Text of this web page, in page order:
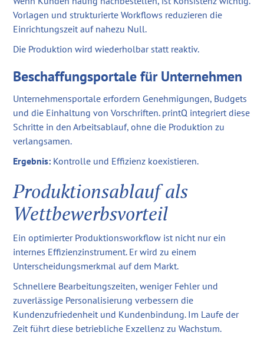
Vorlagen und strukturierte Workflows reduzieren die
Einrichtungszeit auf nahezu Null.
Die Produktion wird wiederholbar statt reaktiv.
Beschaffungsportale für Unternehmen
Unternehmensportale erfordern Genehmigungen, Budgets
und die Einhaltung von Vorschriften. printQ integriert diese
Schritte in den Arbeitsablauf, ohne die Produktion zu
verlangsamen.
Ergebnis: Kontrolle und Effizienz koexistieren.
Produktionsablauf als
Wettbewerbsvorteil
Ein optimierter Produktionsworkflow ist nicht nur ein
internes Effizienzinstrument. Er wird zu einem
Unterscheidungsmerkmal auf dem Markt.
Schnellere Bearbeitungszeiten, weniger Fehler und
zuverlässige Personalisierung verbessern die
Kundenzufriedenheit und Kundenbindung. Im Laufe der
Zeit führt diese betriebliche Exzellenz zu Wachstum.